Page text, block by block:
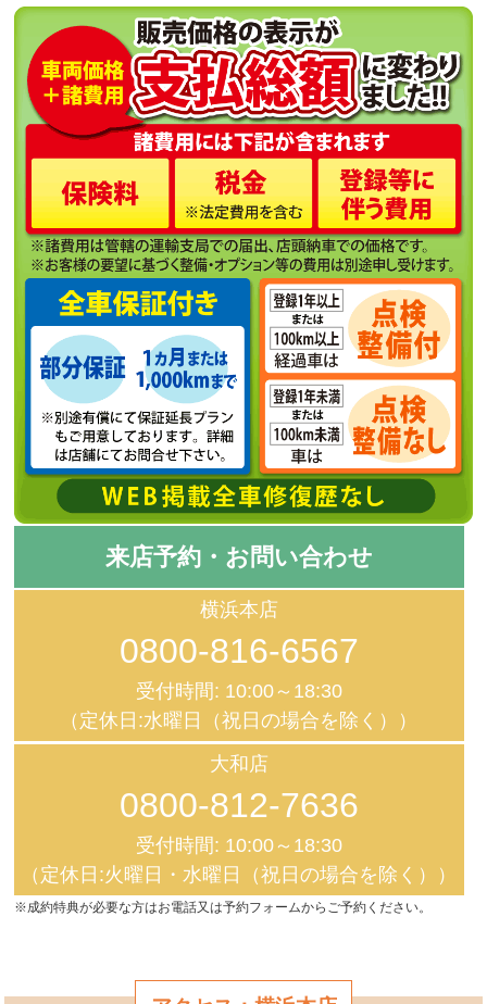
来店予約・お問い合わせ
横浜本店
0800-816-6567
受付時間: 10:00～18:30
（定休日:水曜日（祝日の場合を除く））
大和店
0800-812-7636
受付時間: 10:00～18:30
（定休日:火曜日・水曜日（祝日の場合を除く））
※成約特典が必要な方はお電話又は予約フォームからご予約ください。